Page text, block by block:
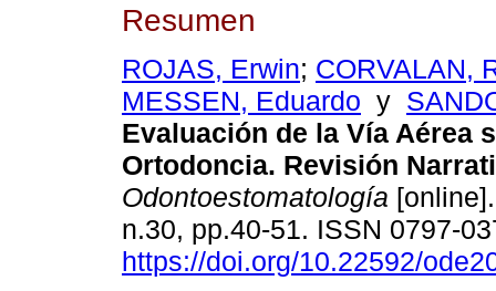
Resumen
ROJAS, Erwin; CORVALAN,
MESSEN, Eduardo y
Evaluación de la Vía Aérea
Ortodoncia. Revisión
Odontoestomatología
n.30, pp.40-51. ISSN 0797-
https://doi.org/10.22592/